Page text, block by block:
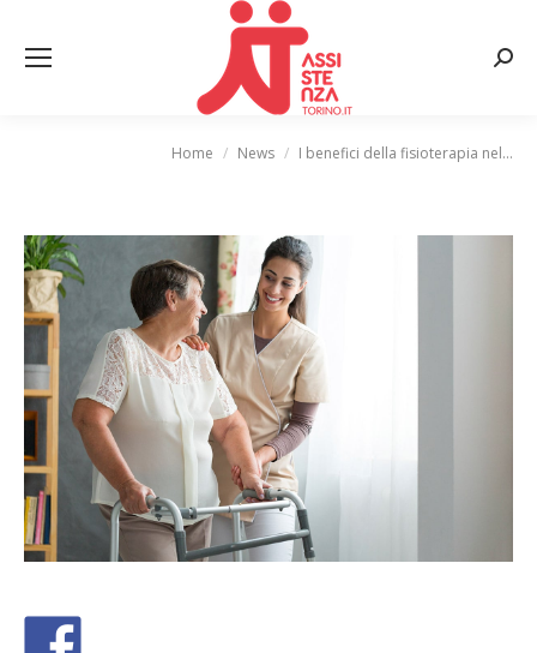
Home News I benefici della fisioterapia nel…